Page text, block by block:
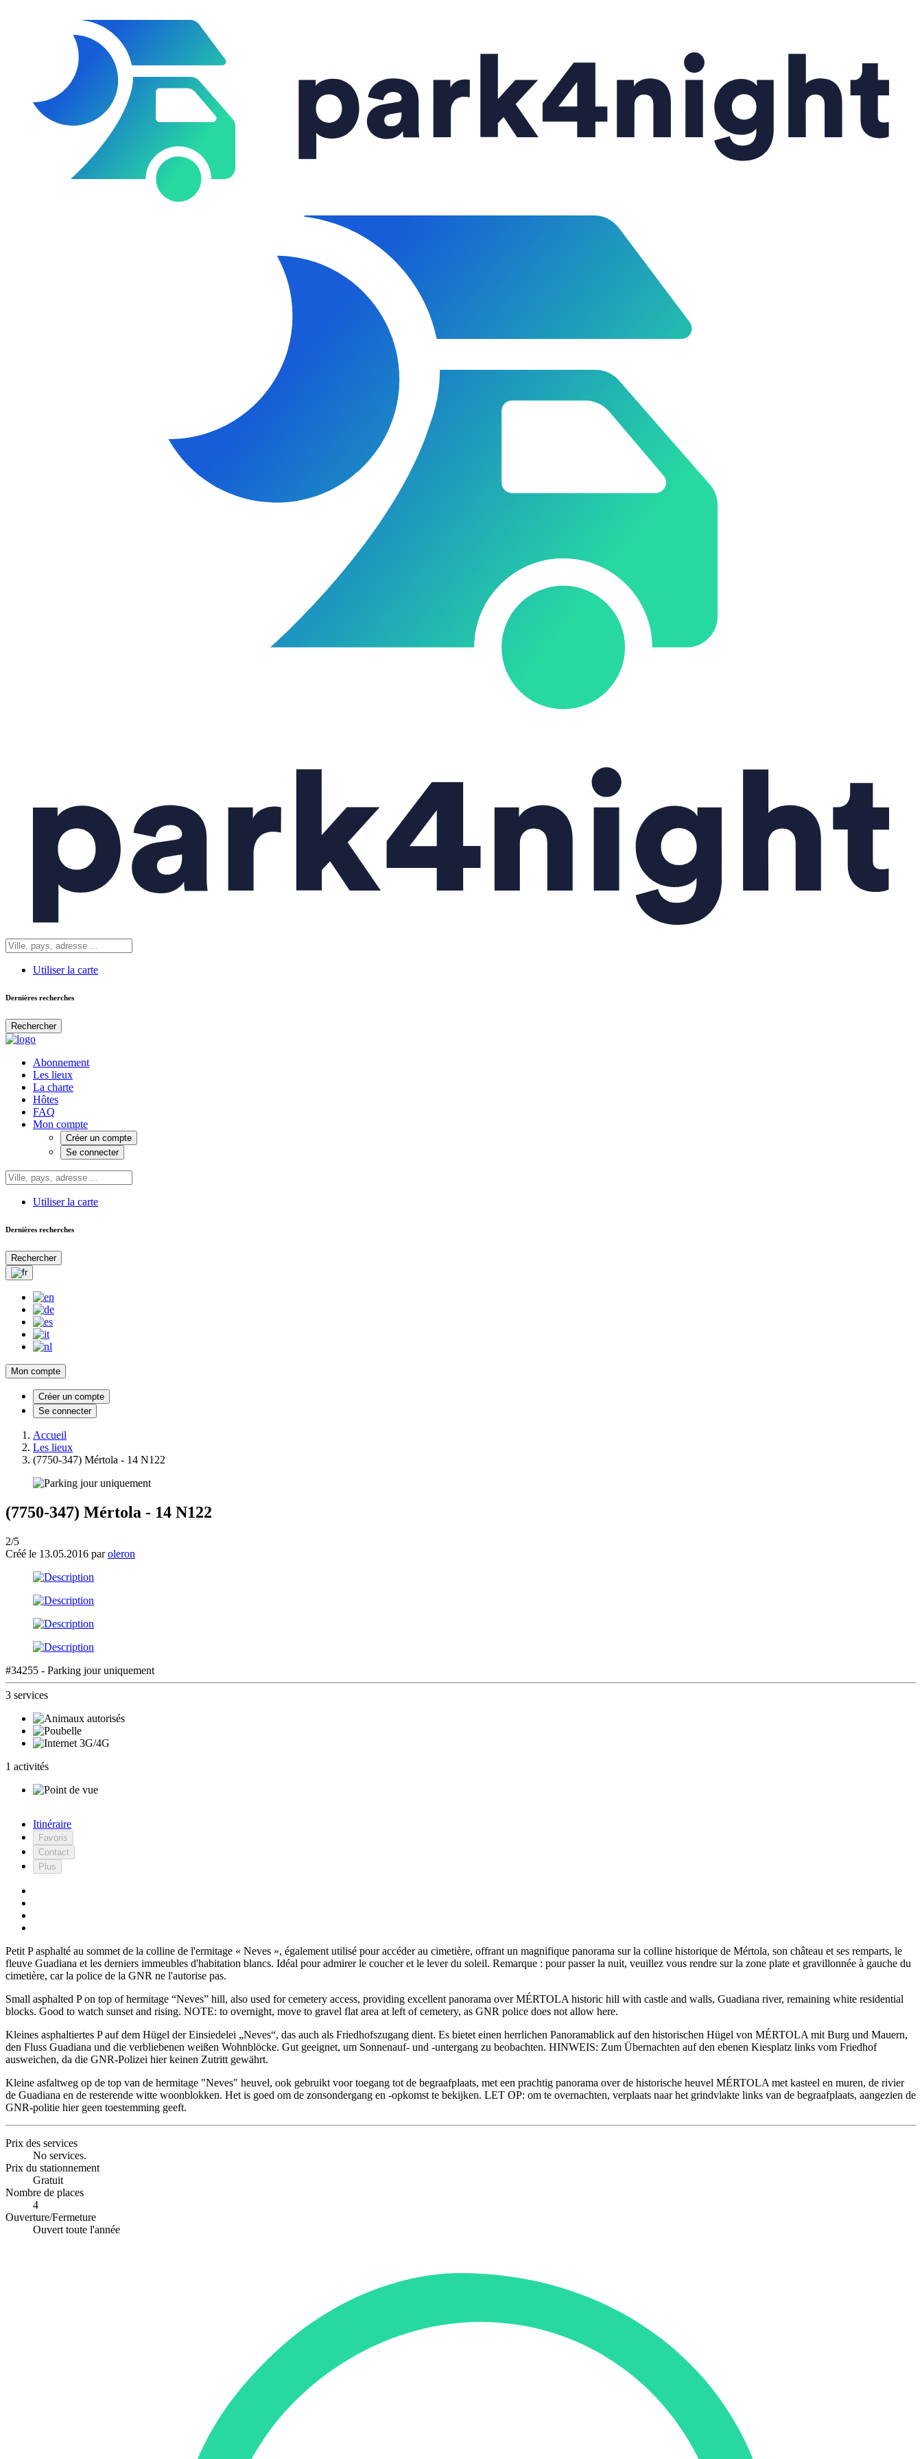
Utiliser la carte
Dernières recherches
Rechercher
Abonnement
Les lieux
La charte
Hôtes
FAQ
Mon compte
Créer un compte
Se connecter
Utiliser la carte
Dernières recherches
Rechercher
Mon compte
Créer un compte
Se connecter
Accueil
Les lieux
(7750-347) Mértola - 14 N122
(7750-347) Mértola - 14 N122
2/5
Créé le 13.05.2016 paroleron
#34255 - Parking jour uniquement
3 services
1 activités
Itinéraire
Favoris
Contact
Plus
Petit P asphalté au sommet de la colline de l'ermitage « Neves », également utilisé pour accéder au cimetière, offrant un magnifique panorama sur la colline historique de Mértola, son château et ses remparts, le
fleuve Guadiana et les derniers immeubles d'habitation blancs. Idéal pour admirer le coucher et le lever du soleil. Remarque : pour passer la nuit, veuillez vous rendre sur la zone plate et gravillonnée à gauche du
cimetière, car la police de la GNR ne l'autorise pas.
Small asphalted P on top of hermitage “Neves” hill, also used for cemetery access, providing excellent panorama over MÉRTOLA historic hill with castle and walls, Guadiana river, remaining white residential
blocks. Good to watch sunset and rising. NOTE: to overnight, move to gravel flat area at left of cemetery, as GNR police does not allow here.
Kleines asphaltiertes P auf dem Hügel der Einsiedelei „Neves“, das auch als Friedhofszugang dient. Es bietet einen herrlichen Panoramablick auf den historischen Hügel von MÉRTOLA mit Burg und Mauern,
den Fluss Guadiana und die verbliebenen weißen Wohnblöcke. Gut geeignet, um Sonnenauf- und -untergang zu beobachten. HINWEIS: Zum Übernachten auf den ebenen Kiesplatz links vom Friedhof
ausweichen, da die GNR-Polizei hier keinen Zutritt gewährt.
Kleine asfaltweg op de top van de hermitage "Neves" heuvel, ook gebruikt voor toegang tot de begraafplaats, met een prachtig panorama over de historische heuvel MÉRTOLA met kasteel en muren, de rivier
de Guadiana en de resterende witte woonblokken. Het is goed om de zonsondergang en -opkomst te bekijken. LET OP: om te overnachten, verplaats naar het grindvlakte links van de begraafplaats, aangezien de
GNR-politie hier geen toestemming geeft.
Prix des services
No services.
Prix du stationnement
Gratuit
Nombre de places
4
Ouverture/Fermeture
Ouvert toute l'année